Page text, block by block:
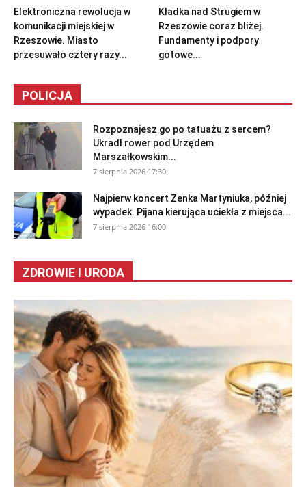
Elektroniczna rewolucja w
komunikacji miejskiej w
Rzeszowie. Miasto
przesuwało cztery razy...
Kładka nad Strugiem w
Rzeszowie coraz bliżej.
Fundamenty i podpory
gotowe...
POLICJA
Rozpoznajesz go po tatuażu z sercem?
Ukradł rower pod Urzędem
Marszałkowskim...
7 sierpnia 2026 17:30
Najpierw koncert Zenka Martyniuka, później
wypadek. Pijana kierująca uciekła z miejsca...
7 sierpnia 2026 16:00
ZDROWIE I URODA